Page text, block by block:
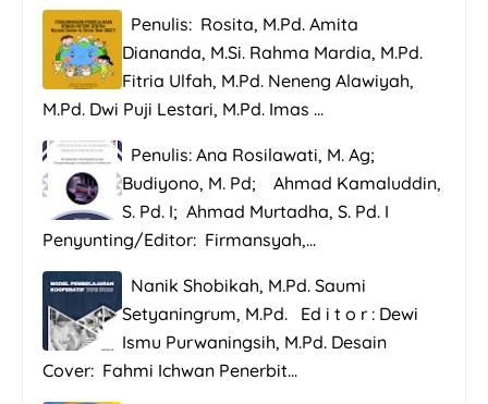
Penulis: Rosita, M.Pd. Amita
Diananda, M.Si. Rahma Mardia, M.Pd.
Fitria Ulfah, M.Pd. Neneng Alawiyah,
M.Pd. Dwi Puji Lestari, M.Pd. Imas ...
Penulis: Ana Rosilawati, M. Ag;
Budiyono, M. Pd; Ahmad Kamaluddin,
S. Pd. I; Ahmad Murtadha, S. Pd. I
Penyunting/Editor: Firmansyah,...
Nanik Shobikah, M.Pd. Saumi
Setyaningrum, M.Pd. Ed i t o r : Dewi
Ismu Purwaningsih, M.Pd. Desain
Cover: Fahmi Ichwan Penerbit...